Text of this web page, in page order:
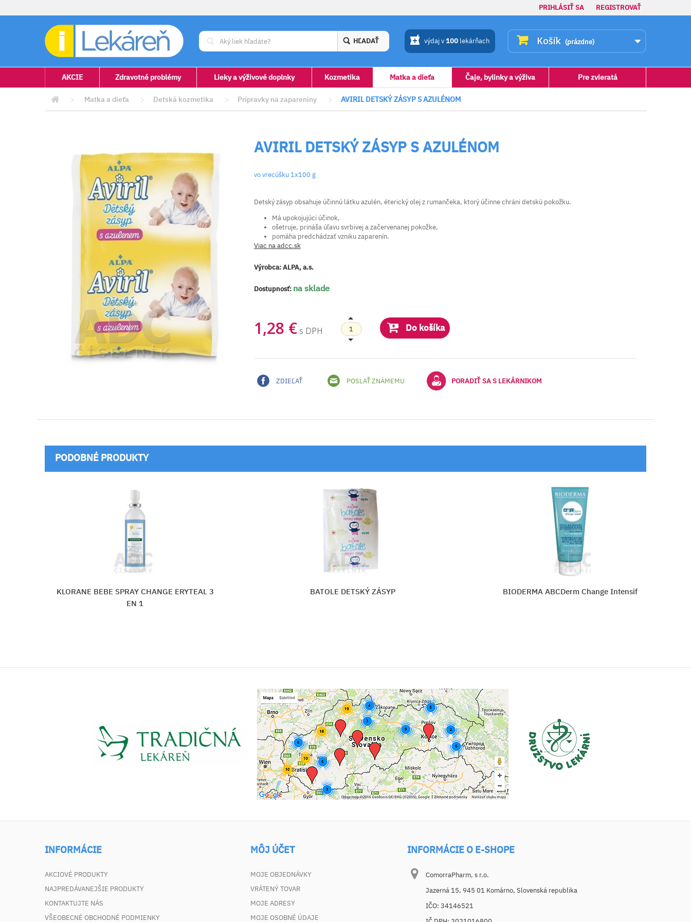
PRIHLÁSIŤ SA REGISTROVAŤ
Košík (prázdne)
HĽADAŤ výdaj v100 lekárňach
AKCIE Zdravotné problémy Lieky a výživové doplnky Kozmetika Matka a dieťa Čaje, bylinky a výživa Pre zvieratá
> Matka a dieťa > Detská kozmetika > Prípravky na zapareniny > AVIRIL DETSKÝ ZÁSYP S AZULÉNOM
AVIRIL DETSKÝ ZÁSYP S AZULÉNOM
vo vrecúšku 1x100 g
Detský zásyp obsahuje účinnú látku azulén, éterický olej z rumančeka, ktorý účinne chráni detskú pokožku.
Má upokojujúci účinok,
ošetruje, prináša úľavu svrbivej a začervenanej pokožke,
pomáha predchádzať vzniku zaparenín.
Viac na adcc.sk
Výrobca:ALPA, a.s.
Dostupnosť: na sklade
1,28 € s DPH Do košíka
ZDIEĽAŤ POSLAŤ ZNÁMEMU PORADIŤ SA S LEKÁRNIKOM
PODOBNÉ PRODUKTY
ERYTEAL 3 BATOLE DETSKÝ ZÁSYP BIODERMA ABCDerm Change Intensif AVIRIL DETSKÝ KRÉM
INFORMÁCIE
AKCIOVÉ PRODUKTY
NAJPREDÁVANEJŠIE PRODUKTY
KONTAKTUJTE NÁS
VŠEOBECNÉ OBCHODNÉ PODMIENKY
MÔJ ÚČET
MOJE OBJEDNÁVKY
VRÁTENÝ TOVAR
MOJE ADRESY
MOJE OSOBNÉ ÚDAJE
INFORMÁCIE O E-SHOPE
ComorraPharm, s r.o.
Jazerná 15, 945 01 Komárno, Slovenská republika
IČO: 34146521